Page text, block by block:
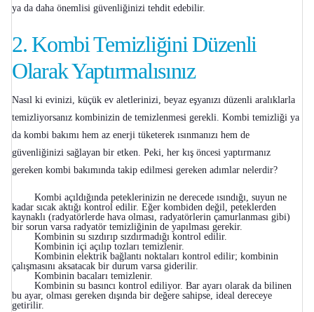
ya da daha önemlisi güvenliğinizi tehdit edebilir.
2. Kombi Temizliğini Düzenli
Olarak Yaptırmalısınız
Nasıl ki evinizi, küçük ev aletlerinizi, beyaz eşyanızı düzenli aralıklarla
temizliyorsanız kombinizin de temizlenmesi gerekli. Kombi temizliği ya
da kombi bakımı hem az enerji tüketerek ısınmanızı hem de
güvenliğinizi sağlayan bir etken. Peki, her kış öncesi yaptırmanız
gereken kombi bakımında takip edilmesi gereken adımlar nelerdir?
Kombi açıldığında peteklerinizin ne derecede ısındığı, suyun ne
kadar sıcak aktığı kontrol edilir. Eğer kombiden değil, peteklerden
kaynaklı (radyatörlerde hava olması, radyatörlerin çamurlanması gibi)
bir sorun varsa radyatör temizliğinin de yapılması gerekir.
Kombinin su sızdırıp sızdırmadığı kontrol edilir.
Kombinin içi açılıp tozları temizlenir.
Kombinin elektrik bağlantı noktaları kontrol edilir; kombinin
çalışmasını aksatacak bir durum varsa giderilir.
Kombinin bacaları temizlenir.
Kombinin su basıncı kontrol ediliyor. Bar ayarı olarak da bilinen
bu ayar, olması gereken dışında bir değere sahipse, ideal dereceye
getirilir.